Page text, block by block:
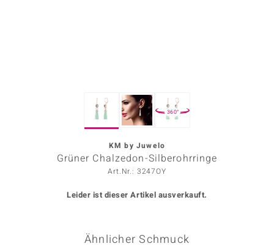
360°
KM by Juwelo
Grüner Chalzedon-Silberohrringe
Art.Nr.: 3247OY
Leider ist dieser Artikel ausverkauft.
Ähnlicher Schmuck